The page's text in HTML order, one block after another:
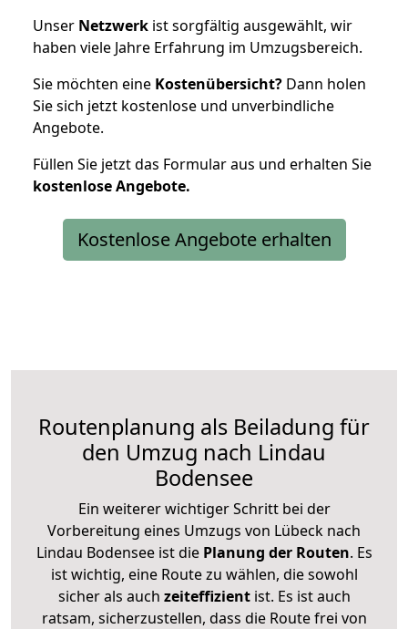
Unser Netzwerk ist sorgfältig ausgewählt, wir
haben viele Jahre Erfahrung im Umzugsbereich.
Sie möchten eine Kostenübersicht? Dann holen
Sie sich jetzt kostenlose und unverbindliche
Angebote.
Füllen Sie jetzt das Formular aus und erhalten Sie
kostenloseAngebote.
Kostenlose Angebote erhalten
Routenplanung als Beiladung für
den Umzug nach Lindau
Bodensee
Ein weiterer wichtiger Schritt bei der
Vorbereitung eines Umzugs von Lübeck nach
Lindau Bodensee ist diePlanung der Routen. Es
ist wichtig, eine Route zu wählen, die sowohl
sicher als auch zeiteffizientist. Es ist auch
ratsam, sicherzustellen, dass die Route frei von